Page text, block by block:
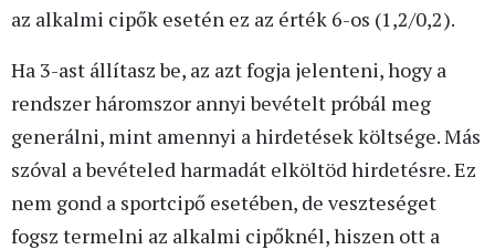
az alkalmi cipők esetén ez az érték 6-os (1,2/0,2).
Ha 3-ast állítasz be, az azt fogja jelenteni, hogy a
rendszer háromszor annyi bevételt próbál meg
generálni, mint amennyi a hirdetések költsége. Más
szóval a bevételed harmadát elköltöd hirdetésre. Ez
nem gond a sportcipő esetében, de veszteséget
fogsz termelni az alkalmi cipőknél, hiszen ott a